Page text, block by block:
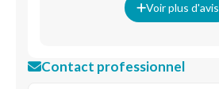
Voir plus d'avis
Contact professionnel